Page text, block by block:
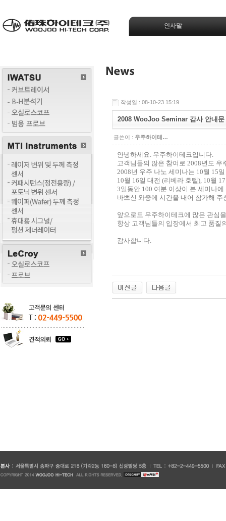
인사말
작성일 : 08-10-23 15:19
2008 WooJoo Seminar 감사 안내문
글쓴이 : 우주하이테…
안녕하세요. 우주하이테크입니다.
고객님들의 많은 참여로 2008년도
2008년 우주 나노 세미나는 10월 15
10월 16일 대전 (리베라 호텔), 10월
3일동안 100 여분 이상이 본 세미나
바쁘신 와중에 시간을 내어 참가해
앞으로도 우주하이테크에 많은 관심
항상 고객님들의 입장에서 최고 품질
감사합니다.